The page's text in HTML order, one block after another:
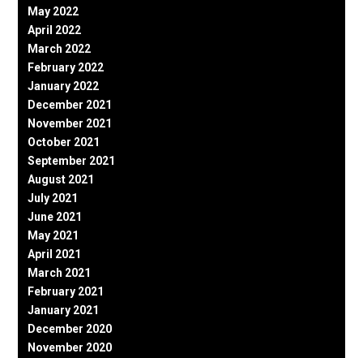
May 2022
April 2022
March 2022
February 2022
January 2022
December 2021
November 2021
October 2021
September 2021
August 2021
July 2021
June 2021
May 2021
April 2021
March 2021
February 2021
January 2021
December 2020
November 2020